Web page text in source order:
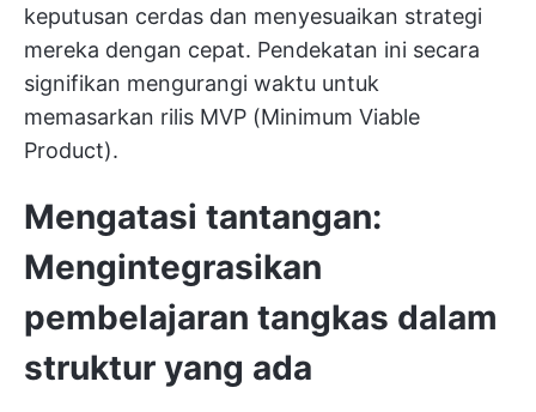
keputusan cerdas dan menyesuaikan strategi
mereka dengan cepat. Pendekatan ini secara
signifikan mengurangi waktu untuk
memasarkan rilis MVP (Minimum Viable
Product).
Mengatasi tantangan:
Mengintegrasikan
pembelajaran tangkas dalam
struktur yang ada